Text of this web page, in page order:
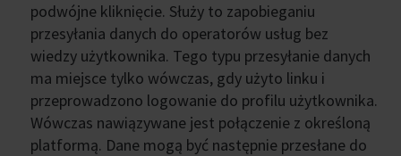
podwójne kliknięcie. Służy to zapobieganiu
przesyłania danych do operatorów usług bez
wiedzy użytkownika. Tego typu przesyłanie danych
ma miejsce tylko wówczas, gdy użyto linku i
przeprowadzono logowanie do profilu użytkownika.
Wówczas nawiązywane jest połączenie z określoną
platformą. Dane mogą być następnie przesłane do